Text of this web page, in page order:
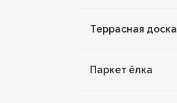
Террасная доска
Паркет ёлка